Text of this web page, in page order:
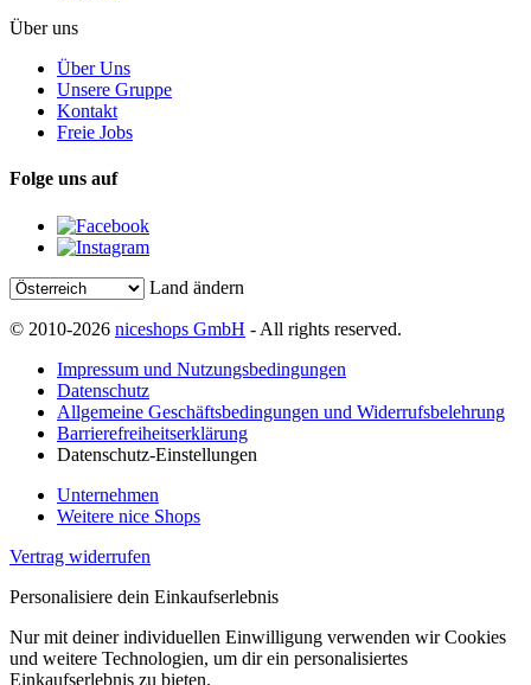
Über uns
Über Uns
Unsere Gruppe
Kontakt
Freie Jobs
Folge uns auf
Land ändern
© 2010-2026 niceshops GmbH - All rights reserved.
Impressum und Nutzungsbedingungen
Datenschutz
Allgemeine Geschäftsbedingungen und Widerrufsbelehrung
Barrierefreiheitserklärung
Datenschutz-Einstellungen
Unternehmen
Weitere nice Shops
Vertrag widerrufen
Personalisiere dein Einkaufserlebnis
Nur mit deiner individuellen Einwilligung verwenden wir Cookies
und weitere Technologien, um dir ein personalisiertes
Einkaufserlebnis zu bieten.